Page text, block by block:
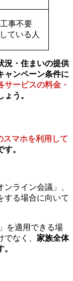
事不要
ている人
況・住まいの提供
ャンペーン条件に
サービスの料金・
う。
スマホを利用して
。
ライン会議」、
する場合に向いて
を適用できる場
なく、 家族全体